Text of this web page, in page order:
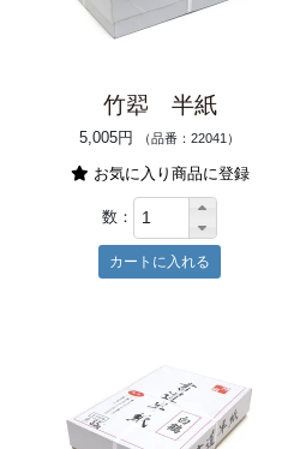
竹翆 半紙
5,005円 （品番：22041）
お気に入り商品に登録
数：